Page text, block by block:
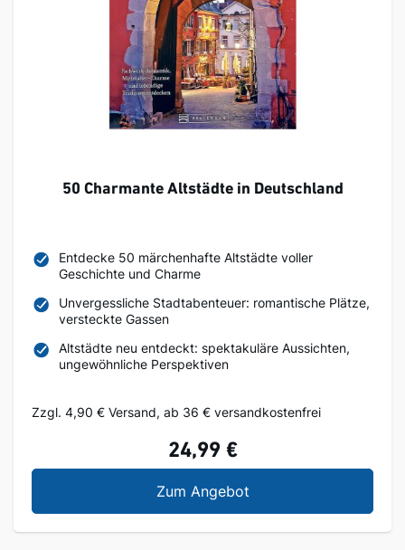
50 Charmante Altstädte in Deutschland
Entdecke 50 märchenhafte Altstädte voller
Geschichte und Charme
Unvergessliche Stadtabenteuer: romantische Plätze,
versteckte Gassen
Altstädte neu entdeckt: spektakuläre Aussichten,
ungewöhnliche Perspektiven
Zzgl. 4,90 € Versand, ab 36 € versandkostenfrei
24,99 €
Zum Angebot50 Charmante